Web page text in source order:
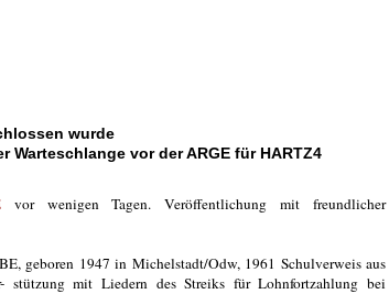
wurde
vor der ARGE für HARTZ4
vor wenigen Tagen. Veröffentlichung mit freundlicher
geboren 1947 in Michelstadt/Odw, 1961 Schulverweis aus
stützung mit Liedern des Streiks für Lohnfortzahlung bei